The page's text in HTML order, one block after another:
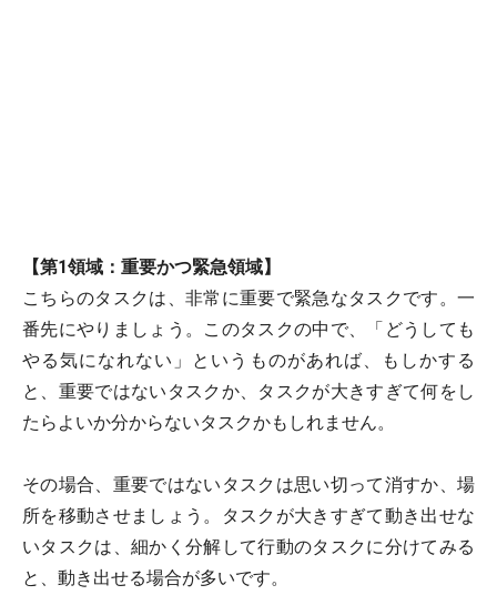
【第1領域：重要かつ緊急領域】
こちらのタスクは、非常に重要で緊急なタスクです。一
番先にやりましょう。このタスクの中で、「どうしても
やる気になれない」というものがあれば、もしかする
と、重要ではないタスクか、タスクが大きすぎて何をし
たらよいか分からないタスクかもしれません。
その場合、重要ではないタスクは思い切って消すか、場
所を移動させましょう。タスクが大きすぎて動き出せな
いタスクは、細かく分解して行動のタスクに分けてみる
と、動き出せる場合が多いです。